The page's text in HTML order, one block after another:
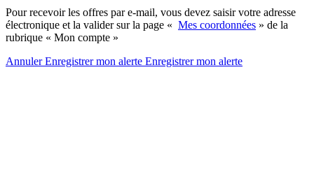
Pour recevoir les offres par e-mail, vous devez saisir votre adresse
électronique et la valider sur la page « Mes coordonnées » de la
rubrique « Mon compte »
AnnulerEnregistrer mon alerte Enregistrermon alerte